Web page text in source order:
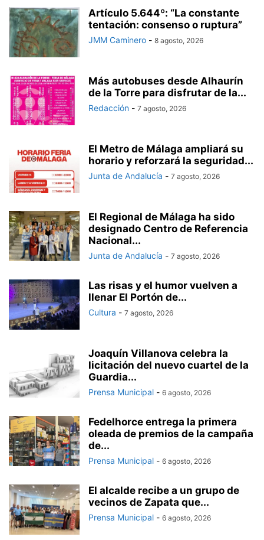
Artículo 5.644º: “La constante
tentación: consenso o ruptura”
JMM Caminero - 8 agosto, 2026
Más autobuses desde Alhaurín
de la Torre para disfrutar de la...
Redacción - 7 agosto, 2026
El Metro de Málaga ampliará su
horario y reforzará la seguridad...
Junta de Andalucía - 7 agosto, 2026
El Regional de Málaga ha sido
designado Centro de Referencia
Nacional...
Junta de Andalucía - 7 agosto, 2026
Las risas y el humor vuelven a
llenar El Portón de...
Cultura - 7 agosto, 2026
Joaquín Villanova celebra la
licitación del nuevo cuartel de la
Guardia...
Prensa Municipal - 6 agosto, 2026
Fedelhorce entrega la primera
oleada de premios de la campaña
de...
Prensa Municipal - 6 agosto, 2026
El alcalde recibe a un grupo de
vecinos de Zapata que...
Prensa Municipal - 6 agosto, 2026